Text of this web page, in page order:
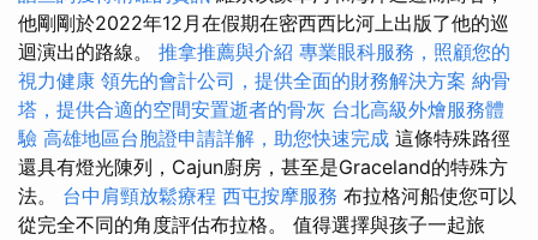
他剛剛於2022年12月在假期在密西西比河上出版了他的巡
迴演出的路線。 推拿推薦與介紹 專業眼科服務，照顧您的
視力健康 領先的會計公司，提供全面的財務解決方案 納骨
塔，提供合適的空間安置逝者的骨灰 台北高級外燴服務體
驗 高雄地區台胞證申請詳解，助您快速完成 這條特殊路徑
還具有燈光陳列，Cajun廚房，甚至是Graceland的特殊方
法。 台中肩頸放鬆療程 西屯按摩服務 布拉格河船使您可以
從完全不同的角度評估布拉格。 值得選擇與孩子一起旅